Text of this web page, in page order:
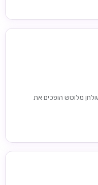
מלוטש הופכים את